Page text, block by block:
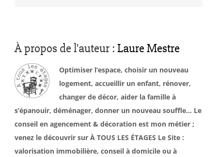
À propos de l'auteur : Laure Mestre
Optimiser l’espace, choisir un nouveau
logement, accueillir un enfant, rénover,
changer de décor, aider la famille à
s’épanouir, déménager, donner un nouveau souffle… Le
conseil en agencement & décoration est mon métier ;
venez le découvrir sur À TOUS LES ÉTAGES Le Site :
valorisation immobilière, conseil à domicile ou à